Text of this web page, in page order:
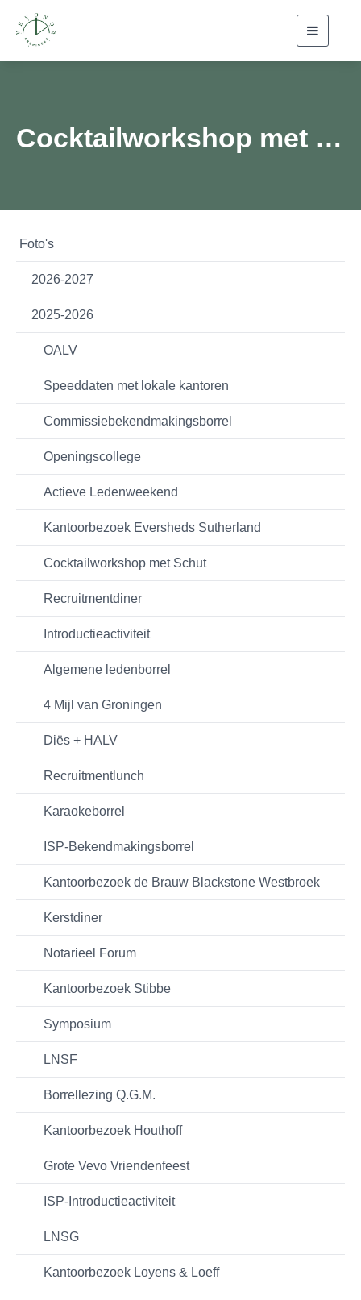
Cocktailworkshop met Schut
Foto's
2026-2027
2025-2026
OALV
Speeddaten met lokale kantoren
Commissiebekendmakingsborrel
Openingscollege
Actieve Ledenweekend
Kantoorbezoek Eversheds Sutherland
Cocktailworkshop met Schut
Recruitmentdiner
Introductieactiviteit
Algemene ledenborrel
4 Mijl van Groningen
Diës + HALV
Recruitmentlunch
Karaokeborrel
ISP-Bekendmakingsborrel
Kantoorbezoek de Brauw Blackstone Westbroek
Kerstdiner
Notarieel Forum
Kantoorbezoek Stibbe
Symposium
LNSF
Borrellezing Q.G.M.
Kantoorbezoek Houthoff
Grote Vevo Vriendenfeest
ISP-Introductieactiviteit
LNSG
Kantoorbezoek Loyens & Loeff